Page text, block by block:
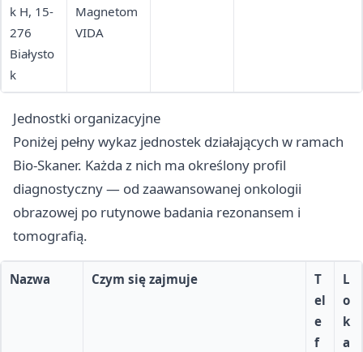
k H, 15-
276
Białysto
k
Magnetom
VIDA
Jednostki organizacyjne
Poniżej pełny wykaz jednostek działających w ramach
Bio-Skaner. Każda z nich ma określony profil
diagnostyczny — od zaawansowanej onkologii
obrazowej po rutynowe badania rezonansem i
tomografią.
Nazwa Czym się zajmuje
T
el
e
f
L
o
k
a